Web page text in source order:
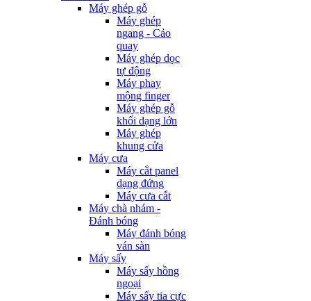
Máy ghép gỗ
Máy ghép
ngang - Cảo
quay
Máy ghép dọc
tự động
Máy phay
mộng finger
Máy ghép gỗ
khối dạng lớn
Máy ghép
khung cửa
Máy cưa
Máy cắt panel
dạng đứng
Máy cưa cắt
Máy chà nhám -
Đánh bóng
Máy đánh bóng
ván sàn
Máy sấy
Máy sấy hồng
ngoại
Máy sấy tia cực